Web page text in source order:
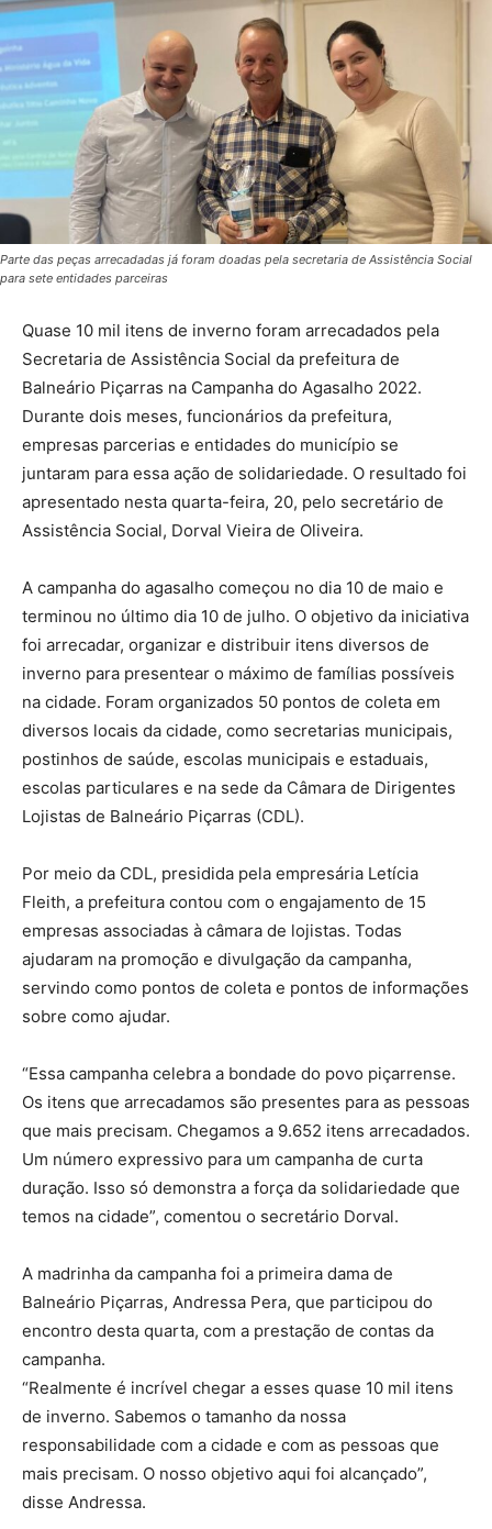
Parte das peças arrecadadas já foram doadas pela secretaria de Assistência Social
para sete entidades parceiras
Quase 10 mil itens de inverno foram arrecadados pela
Secretaria de Assistência Social da prefeitura de
Balneário Piçarras na Campanha do Agasalho 2022.
Durante dois meses, funcionários da prefeitura,
empresas parcerias e entidades do município se
juntaram para essa ação de solidariedade. O resultado foi
apresentado nesta quarta-feira, 20, pelo secretário de
Assistência Social, Dorval Vieira de Oliveira.
A campanha do agasalho começou no dia 10 de maio e
terminou no último dia 10 de julho. O objetivo da iniciativa
foi arrecadar, organizar e distribuir itens diversos de
inverno para presentear o máximo de famílias possíveis
na cidade. Foram organizados 50 pontos de coleta em
diversos locais da cidade, como secretarias municipais,
postinhos de saúde, escolas municipais e estaduais,
escolas particulares e na sede da Câmara de Dirigentes
Lojistas de Balneário Piçarras (CDL).
Por meio da CDL, presidida pela empresária Letícia
Fleith, a prefeitura contou com o engajamento de 15
empresas associadas à câmara de lojistas. Todas
ajudaram na promoção e divulgação da campanha,
servindo como pontos de coleta e pontos de informações
sobre como ajudar.
“Essa campanha celebra a bondade do povo piçarrense.
Os itens que arrecadamos são presentes para as pessoas
que mais precisam. Chegamos a 9.652 itens arrecadados.
Um número expressivo para um campanha de curta
duração. Isso só demonstra a força da solidariedade que
temos na cidade”, comentou o secretário Dorval.
A madrinha da campanha foi a primeira dama de
Balneário Piçarras, Andressa Pera, que participou do
encontro desta quarta, com a prestação de contas da
campanha.
“Realmente é incrível chegar a esses quase 10 mil itens
de inverno. Sabemos o tamanho da nossa
responsabilidade com a cidade e com as pessoas que
mais precisam. O nosso objetivo aqui foi alcançado”,
disse Andressa.